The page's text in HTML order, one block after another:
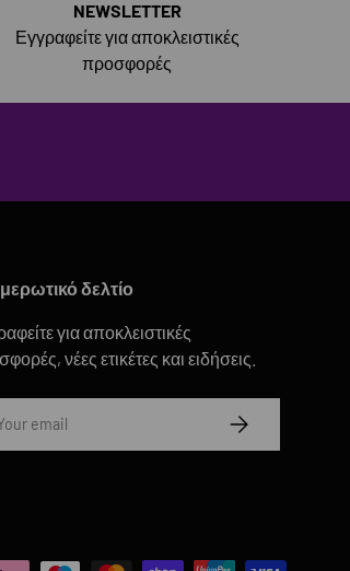
NEWSLETTER
Εγγραφείτε για αποκλειστικές
προσφορές
δελτίο
για αποκλειστικές
νέες ετικέτες και ειδήσεις.
SUBSCRIBE